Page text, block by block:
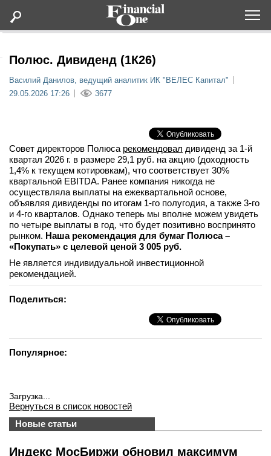
Статьи
Lifestyle
Мероприятия
Новости
Интервью
вконтакте
Полюс. Дивиденд (1К26)
Василий Данилов, ведущий аналитик ИК "ВЕЛЕС Капитал"
29.05.2026 17:26
3677
Совет директоров Полюса рекомендовал дивиденд за 1-й
квартал 2026 г. в размере 29,1 руб. на акцию (доходность
1,4% к текущем котировкам), что соответствует 30%
квартальной EBITDA. Ранее компания никогда не
осуществляла выплаты на ежеквартальной основе,
объявляя дивиденды по итогам 1-го полугодия, а также 3-го
и 4-го кварталов. Однако теперь мы вполне можем увидеть
по четыре выплаты в год, что будет позитивно воспринято
рынком. Наша рекомендация для бумаг Полюса –
«Покупать» с целевой ценой 3 005 руб.
Не является индивидуальной инвестиционной
рекомендацией.
Поделиться:
Популярное:
Загрузка...
Вернуться в список новостей
Новые статьи
Индекс МосБиржи обновил максимум